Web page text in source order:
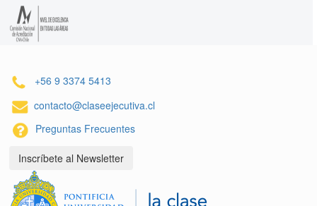
+56 9 3374 5413
contacto@claseejecutiva.cl
Preguntas Frecuentes
Inscríbete al Newsletter